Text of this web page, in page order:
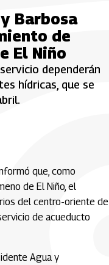
Barbosa
de
El Niño
dependerán
hídricas, que se
que, como
de El Niño, el
del centro-oriente de
de acueducto
Agua y